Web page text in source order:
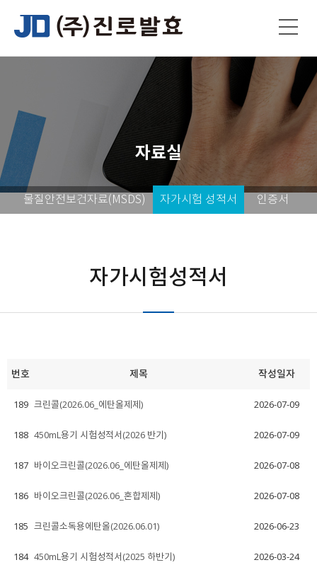
자료실
물질안전보건자료(MSDS) 자가시험 성적서 인증서
자가시험성적서
번호 제목 작성일자
189 크린콜(2026.06_에탄올제제) 2026-07-09
188 450mL용기 시험성적서(2026 반기) 2026-07-09
187 바이오크린콜(2026.06_에탄올제제) 2026-07-08
186 바이오크린콜(2026.06_혼합제제) 2026-07-08
185 크린콜소독용에탄올(2026.06.01) 2026-06-23
184 450mL용기 시험성적서(2025 하반기) 2026-03-24